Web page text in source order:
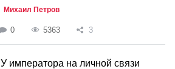
Михаил Петров
0 5363 3
У императора на личной связи